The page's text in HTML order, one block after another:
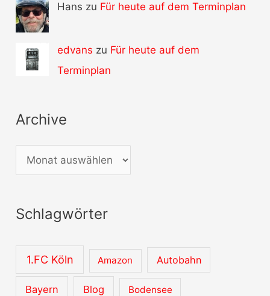
Hans zu Für heute auf dem Terminplan
edvans zu Für heute auf dem
Terminplan
Archive
r
h
e
Schlagwörter
1.FC Köln Amazon Autobahn
Bayern Blog Bodensee